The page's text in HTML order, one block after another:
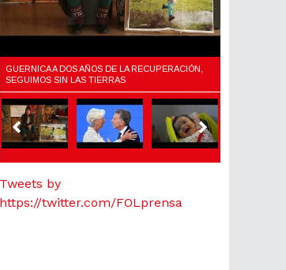
GUERNICA A DOS AÑOS DE LA RECUPERACIÓN,
SEGUIMOS SIN LAS TIERRAS
Tweets by
https://twitter.com/FOLprensa